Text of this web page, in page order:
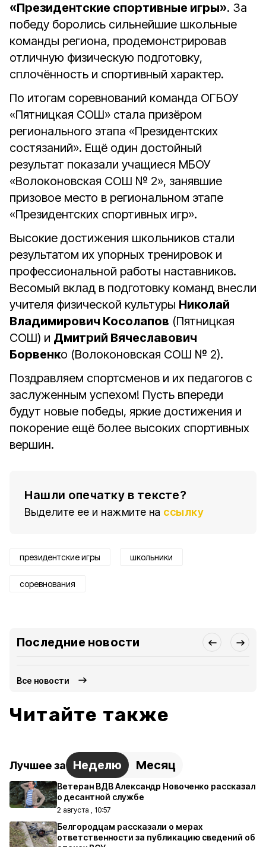
«Президентские спортивные игры». За
победу боролись сильнейшие школьные
команды региона, продемонстрировав
отличную физическую подготовку,
сплочённость и спортивный характер.
По итогам соревнований команда ОГБОУ
«Пятницкая СОШ» стала призёром
регионального этапа «Президентских
состязаний». Ещё один достойный
результат показали учащиеся МБОУ
«Волоконовская СОШ № 2», занявшие
призовое место в региональном этапе
«Президентских спортивных игр».
Высокие достижения школьников стали
результатом их упорных тренировок и
профессиональной работы наставников.
Весомый вклад в подготовку команд внесли
учителя физической культуры Николай
Владимирович Косолапов (Пятницкая
СОШ) и Дмитрий Вячеславович
Борвенко (Волоконовская СОШ № 2).
Поздравляем спортсменов и их педагогов с
заслуженным успехом! Пусть впереди
будут новые победы, яркие достижения и
покорение ещё более высоких спортивных
вершин.
Нашли опечатку в тексте?
Выделите ее и нажмите на ссылку
президентские игры школьники
соревнования
Последние новости
Все новости
Читайте также
Лучшее за Неделю Месяц
Ветеран ВДВ Александр Новоченко рассказал
о десантной службе
2 августа , 10:57
Белгородцам рассказали о мерах
ответственности за публикацию сведений об